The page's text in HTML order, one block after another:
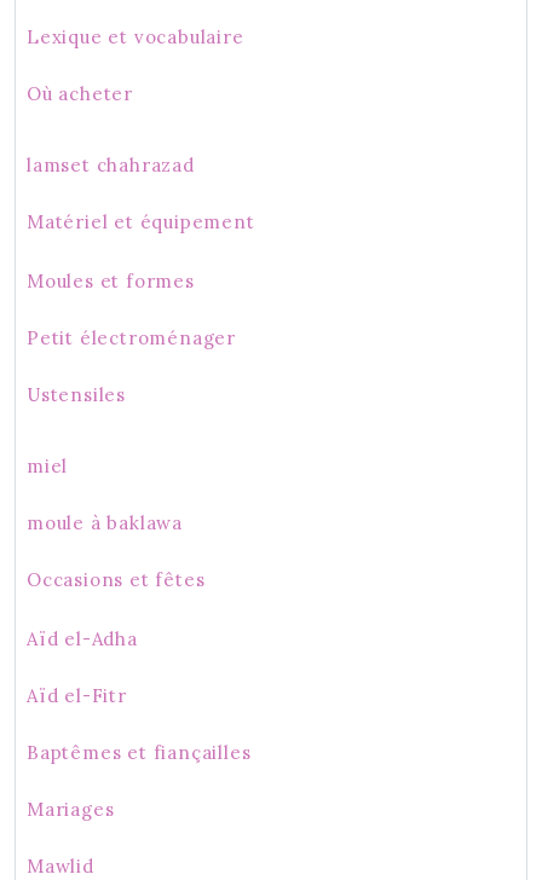
Lexique et vocabulaire
Où acheter
lamset chahrazad
Matériel et équipement
Moules et formes
Petit électroménager
Ustensiles
miel
moule à baklawa
Occasions et fêtes
Aïd el-Adha
Aïd el-Fitr
Baptêmes et fiançailles
Mariages
Mawlid